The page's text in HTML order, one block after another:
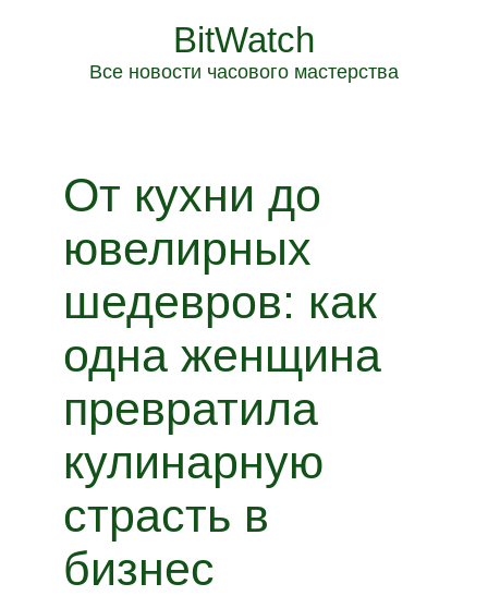
BitWatch
Все новости часового мастерства
От кухни до
ювелирных
шедевров: как
одна женщина
превратила
кулинарную
страсть в
бизнес